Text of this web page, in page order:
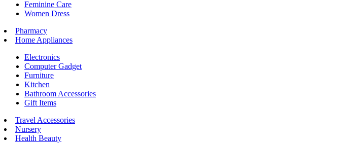
Feminine Care
Women Dress
Pharmacy
Home Appliances
Electronics
Computer Gadget
Furniture
Kitchen
Bathroom Accessories
Gift Items
Travel Accessories
Nursery
Health Beauty